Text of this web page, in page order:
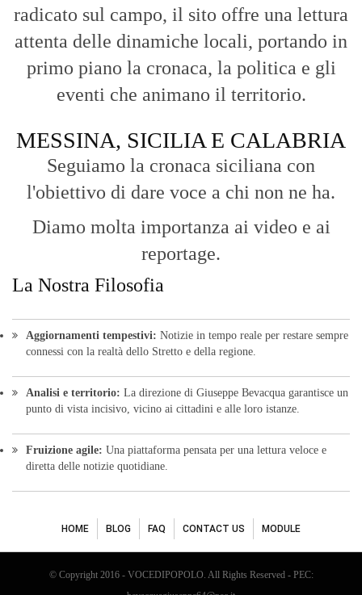
radicato sul campo, il sito offre una lettura
attenta delle dinamiche locali, portando in
primo piano la cronaca, la politica e gli
eventi che animano il territorio.
MESSINA, SICILIA E CALABRIA
Seguiamo la cronaca siciliana con
l'obiettivo di dare voce a chi non ne ha.
Diamo molta importanza ai video e ai
reportage.
La Nostra Filosofia
Aggiornamenti tempestivi: Notizie in tempo reale per restare sempre
connessi con la realtà dello Stretto e della regione.
Analisi e territorio: La direzione di Giuseppe Bevacqua garantisce un
punto di vista incisivo, vicino ai cittadini e alle loro istanze.
Fruizione agile: Una piattaforma pensata per una lettura veloce e
diretta delle notizie quotidiane.
HOME BLOG FAQ CONTACT US MODULE
© Copyright 2016 - VOCEDIPOPOLO. All Rights Reserved - PEC: